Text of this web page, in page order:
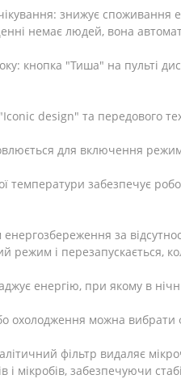
знижує
немає людей, вона
кнопка "Тиша" на пульті
design" та передового
для включення
забезпечує
за
режим і перезапускається,
енергію, при якому в
охолодження можна
фільтр видаляє
і мікробів, забезпечуючи